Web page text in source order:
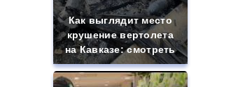
Как выглядит место
крушение вертолета
на Кавказе: смотреть